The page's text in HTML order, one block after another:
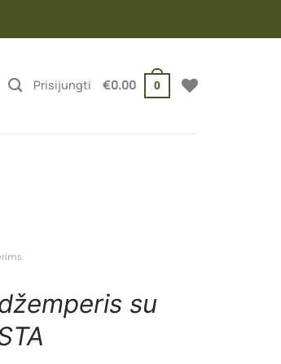
Prisijungti €0.00 0
su